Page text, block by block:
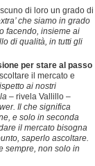
di loro un grado di
che siamo in grado
facendo, insieme ai
di qualità, in tutti gli
per stare al passo
il mercato e
ai nostri
– rivela Vallillo –
Il che significa
e solo in seconda
il mercato bisogna
saperlo ascoltare.
sempre, non solo in